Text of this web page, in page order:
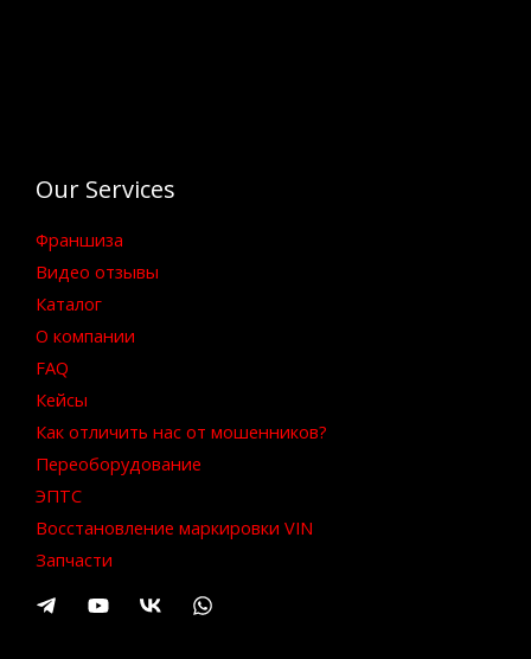
Our Services
Франшиза
Видео отзывы
Каталог
О компании
FAQ
Кейсы
Как отличить нас от мошенников?
Переоборудование
ЭПТС
Восстановление маркировки VIN
Запчасти